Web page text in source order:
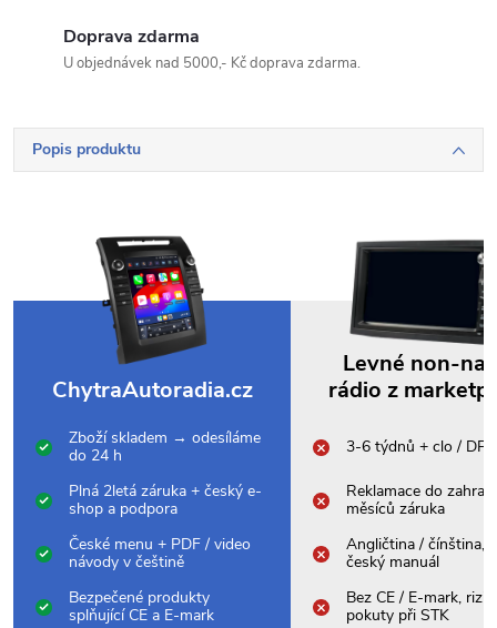
Doprava zdarma
U objednávek nad 5000,- Kč doprava zdarma.
Popis produktu
ChytraAutoradia.cz
Levné non-
rádio z
Zboží skladem → odesíláme
do 24 h
3-6 týdnů + clo /
Plná 2letá záruka + český e-
shop a podpora
Reklamace do
měsíců záruka
České menu + PDF / video
návody v češtině
Angličtina / čínština,
český manuál
Bezpečené produkty
splňující CE a E-mark
Bez CE / E-mark,
pokuty při STK